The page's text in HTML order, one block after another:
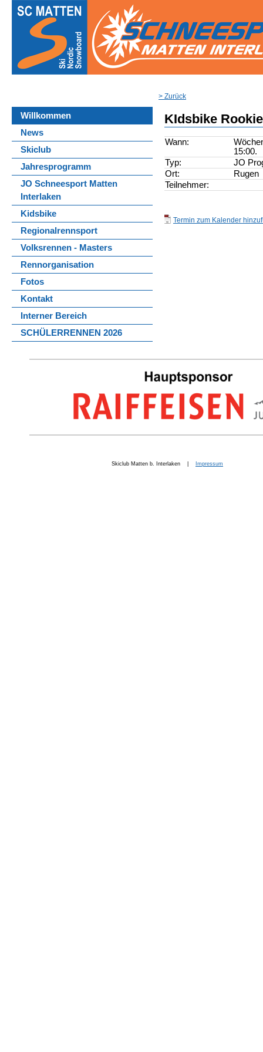
Willkommen
News
Skiclub
Jahresprogramm
JO Schneesport Matten
Interlaken
Kidsbike
Regionalrennsport
Volksrennen - Masters
Rennorganisation
Fotos
Kontakt
Interner Bereich
SCHÜLERRENNEN 2026
> Zurück
KIdsbike
Wann:
15:00.
Typ:
JO
Ort:
Rugen
Teilnehmer:
Termin zum Kalender
Skiclub Matten b. Interlaken | Impressum